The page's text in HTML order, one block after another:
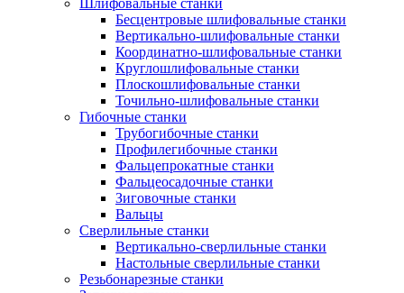
Шлифовальные станки
Бесцентровые шлифовальные станки
Вертикально-шлифовальные станки
Координатно-шлифовальные станки
Круглошлифовальные станки
Плоскошлифовальные станки
Точильно-шлифовальные станки
Гибочные станки
Трубогибочные станки
Профилегибочные станки
Фальцепрокатные станки
Фальцеосадочные станки
Зиговочные станки
Вальцы
Сверлильные станки
Вертикально-сверлильные станки
Настольные сверлильные станки
Резьбонарезные станки